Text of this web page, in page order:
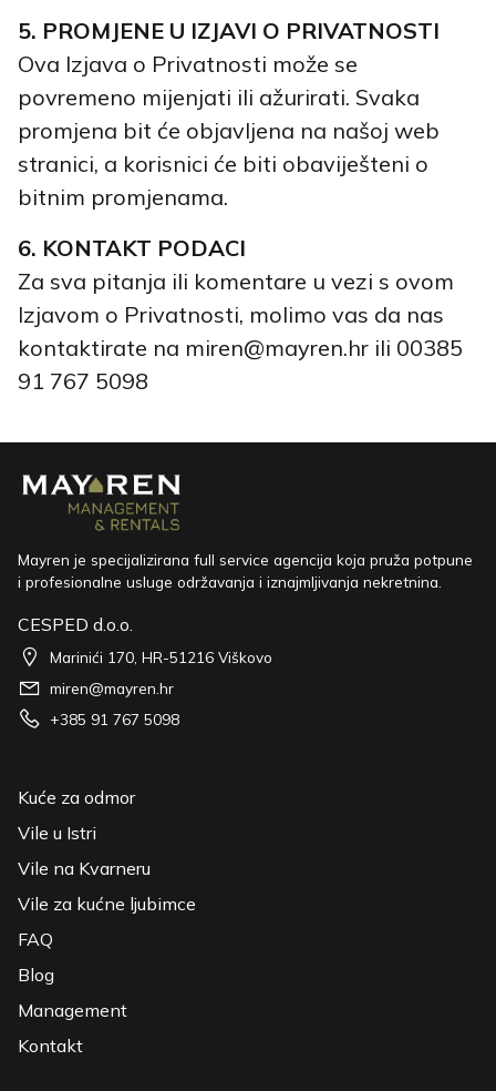
5. PROMJENE U IZJAVI O PRIVATNOSTI
Ova Izjava o Privatnosti može se
povremeno mijenjati ili ažurirati. Svaka
promjena bit će objavljena na našoj web
stranici, a korisnici će biti obaviješteni o
bitnim promjenama.
6. KONTAKT PODACI
Za sva pitanja ili komentare u vezi s ovom
Izjavom o Privatnosti, molimo vas da nas
kontaktirate na miren@mayren.hr ili 00385
91 767 5098
Mayren je specijalizirana full service agencija koja pruža potpune
i profesionalne usluge održavanja i iznajmljivanja nekretnina.
CESPED d.o.o.
Marinići 170, HR-51216 Viškovo
miren@mayren.hr
+385 91 767 5098
Kuće za odmor
Vile u Istri
Vile na Kvarneru
Vile za kućne ljubimce
FAQ
Blog
Management
Kontakt